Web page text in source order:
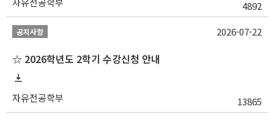
4892
공지사항
☆ 2026학년도 2학기 수강신청 안내
자유전공학부 13865
2026-07-22